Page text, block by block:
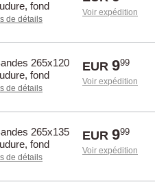
fond
de détails
Voir expédition
265x120
fond
de détails
EUR 999
Voir expédition
265x135
fond
de détails
EUR 999
Voir expédition